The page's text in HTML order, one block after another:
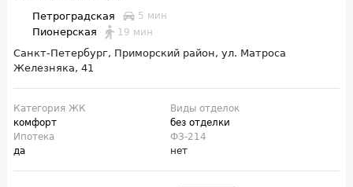
Петроградская 5 мин
Пионерская 19 мин
Санкт-Петербург, Приморский район, ул. Матроса
Железняка, 41
Категория ЖК
комфорт
Виды отделок
без отделки
Ипотека
да
ФЗ-214
нет